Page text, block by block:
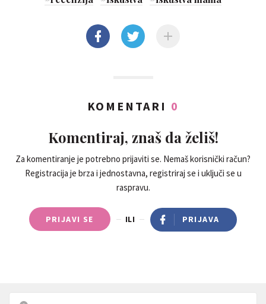
KOMENTARI 0
Komentiraj, znaš da želiš!
Za komentiranje je potrebno prijaviti se. Nemaš korisnički račun?
Registracija je brza i jednostavna, registriraj se i uključi se u
raspravu.
PRIJAVI SE ILI PRIJAVA